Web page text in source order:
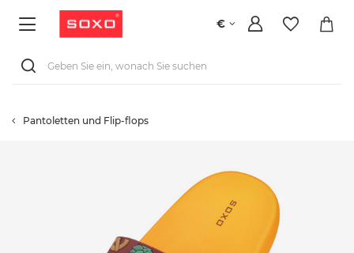
€
Pantoletten und Flip-flops